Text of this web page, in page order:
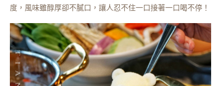
度，風味雖醇厚卻不膩口，讓人忍不住一口接著一口喝不停！